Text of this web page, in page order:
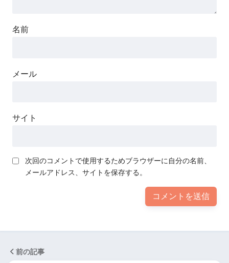
名前
メール
サイト
次回のコメントで使用するためブラウザーに自分の名前、
メールアドレス、サイトを保存する。
前の記事